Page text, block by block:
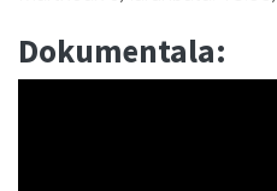
Dokumentala: